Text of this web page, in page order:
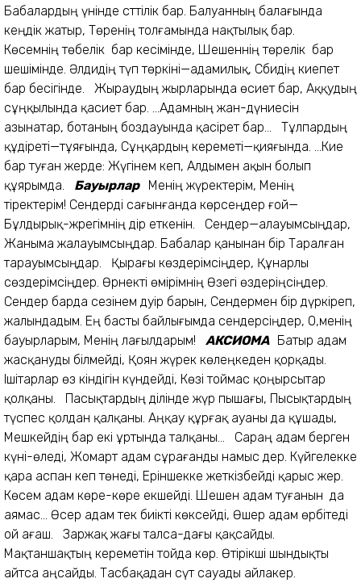
Бабалардың үнінде сәттілік бар. Балуанның балағында
кеңдік жатыр, Төренің толғамында нақтылық бар.
Көсемнің төбелік бар кесімінде, Шешеннің төрелік бар
шешімінде. Әлдидің түп төркіні—адамилық, Сәбидің киепет
бар бесігінде. Жыраудың жырларында өсиет бар, Аққудың
сұңқылында қасиет бар. ...Адамның жан-дүниесін
азынатар, ботаның боздауында қасірет бар... Тұлпардың
құдіреті—тұяғында, Сұңқардың кереметі—қияғында. ...Кие
бар туған жерде: Жүгінем кеп, Алдымен ақын болып
құярымда. Бауырлар
Менің жүректерім, Менің
тіректерім! Сендерді сағынғанда көрсеңдер ғой—
Бұлдырық-жрегімнің дір еткенін. Сендер—алауымсыңдар,
Жаныма жалауымсыңдар. Бабалар қанынан бір Таралған
тарауымсыңдар. Қырағы көздерімсіңдер, Құнарлы
сөздерімсіңдер. Өрнекті өмірімнің Өзегі өздеріңсіңдер.
Сендер барда сезінем дәуір барын, Сендермен бір дүркіреп,
жалындадым. Ең басты байлығымда сендерсіңдер, О,менің
бауырларым, Менің лағылдарым! АКСИОМА Батыр адам
жасқануды білмейді, Қоян жүрек көлеңкеден қорқады.
Ішітарлар өз кіндігін күндейді, Көзі тоймас қоңырсытар
қолқаны. Пасықтардың ділінде жүр пышағы, Пысықтардың
түспес қолдан қалқаны. Аңқау құрғақ ауаны да құшады,
Мешкейдің бар екі ұртында талқаны... Сараң адам берген
күні-өледі, Жомарт адам сұрағанды намыс дер. Күйгелекке
қара аспан кеп төнеді, Еріншекке жеткізбейді қарыс жер.
Көсем адам көре-көре екшейді. Шешен адам туғанын да
аямас... Өсер адам тек биікті көксейді, Өшер адам өрбітеді
ой ағаш. Заржақ жағы талса-дағы қақсайды.
Мақтаншақтың кереметін тойда көр. Өтірікші шындықты
айтса аңсайды. Тасбақадан сүт сауады айлакер.